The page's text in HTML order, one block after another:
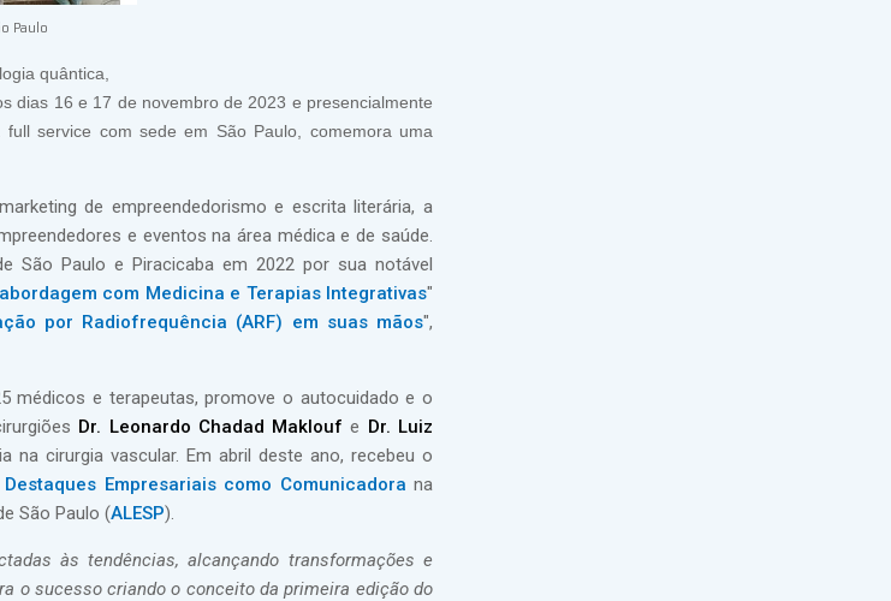
Paulo
quântica,
dias 16 e 17 de novembro de 2023 e presencialmente
full service com sede em São Paulo, comemora uma
de empreendedorismo e escrita literária, a
e eventos na área médica e de saúde.
São Paulo e Piracicaba em 2022 por sua notável
com Medicina e Terapias Integrativas"
por Radiofrequência (ARF) em suas mãos",
médicos e terapeutas, promove o autocuidado e o
Dr. Leonardo Chadad Maklouf e Dr. Luiz
cirurgia vascular. Em abril deste ano, recebeu o
Destaques Empresariais como Comunicadora na
São Paulo (ALESP).
às tendências, alcançando transformações e
o sucesso criando o conceito da primeira edição do